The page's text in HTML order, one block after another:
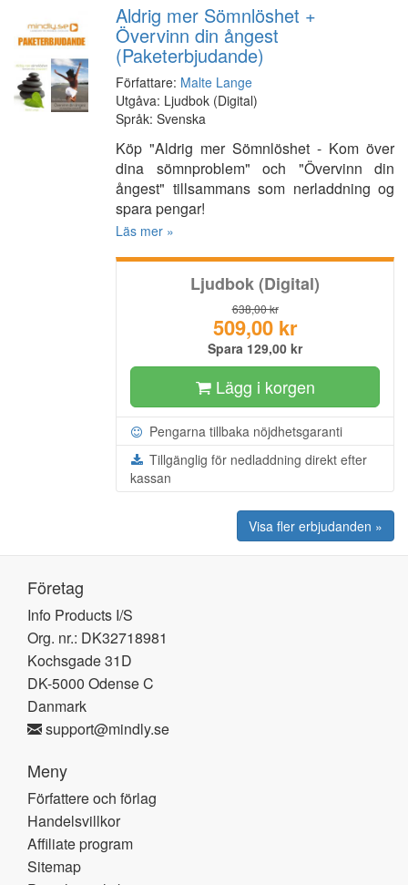
Aldrig mer Sömnlöshet +
Övervinn din ångest
(Paketerbjudande)
Författare: Malte Lange
Utgåva: Ljudbok (Digital)
Språk: Svenska
Köp "Aldrig mer Sömnlöshet - Kom över
dina sömnproblem" och "Övervinn din
ångest" tillsammans som nerladdning og
spara pengar!
Läs mer »
Ljudbok (Digital)
638,00 kr
509,00 kr
Spara 129,00 kr
Lägg i korgen
Pengarna tillbaka nöjdhetsgaranti
Tillgänglig för nedladdning direkt efter
kassan
Visa fler erbjudanden »
Företag
Info Products I/S
Org. nr.: DK32718981
Kochsgade 31D
DK-5000 Odense C
Danmark
support@mindly.se
Meny
Författere och förlag
Handelsvillkor
Affiliate program
Sitemap